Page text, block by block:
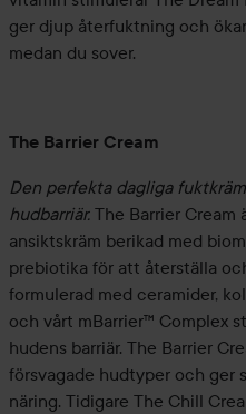
ger djup återfuktning och
medan du sover.
The Barrier Cream
Den perfekta dagliga
hudbarriär. The Barrier Cream
ansiktskräm berikad med
prebiotika för att återställa
formulerad med ceramider,
och vårt mBarrier™ Complex
hudens barriär. The Barrier
försvagade hudtyper och ger
näring. Tidigare The Chill